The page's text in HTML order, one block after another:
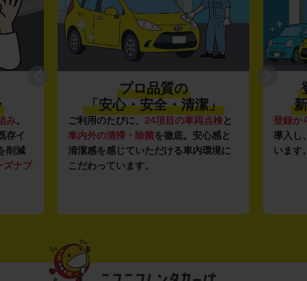
み。
存イ
削減
ズナブ
プロ品質の
「安心・安全・清潔」
ご利用のたびに、 24項目の車両点検と
車内外の清掃・除菌を徹底。安心感と
清潔感を感じていただける車内環境に
こだわっています。
登録か
導入し
います